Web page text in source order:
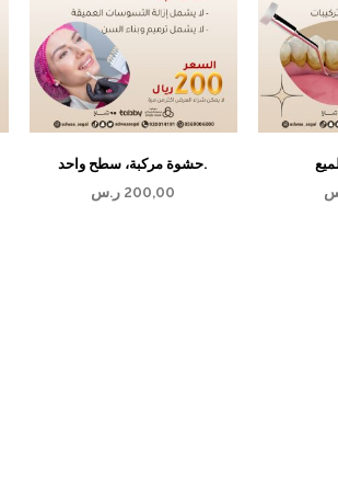
حشوة مركبة، سطح واحد.
200,00 ر.س